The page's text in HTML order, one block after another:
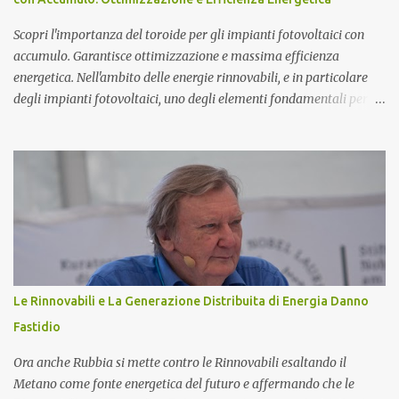
atomo magnetico quindi non ci sono protoni e neutroni nel nucleo
atomico...
Scopri l'importanza del toroide per gli impianti fotovoltaici con
accumulo. Garantisce ottimizzazione e massima efficienza
energetica. Nell'ambito delle energie rinnovabili, e in particolare
degli impianti fotovoltaici, uno degli elementi fondamentali per
un ruolo cruciale nella gestione dell'energia prodotta e accumulata,
contribuendo significativamente a migliorare le prestazioni
complessive dell'impianto. In questo articolo, esploreremo nel
dettaglio l'importanza del toroide negli impianti fotovoltaici con
accumulo di energia, come funziona, e perché è essenziale per
ottimizzare il rendimento energetico. Approfondiremo inoltre le
implicazioni che il suo corretto utilizzo ha sulla durata e
sull'affidabilità dell'intero sistema. Cos'è un Toroide o Meter e
Come Funziona? Il toroide (o meter) è un dispositivo el...
Le Rinnovabili e La Generazione Distribuita di Energia Danno
Fastidio
Ora anche Rubbia si mette contro le Rinnovabili esaltando il
Metano come fonte energetica del futuro e affermando che le